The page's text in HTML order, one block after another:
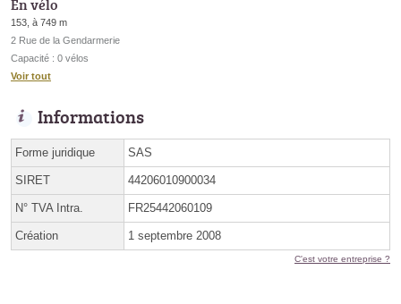
En vélo
153, à 749 m
2 Rue de la Gendarmerie
Capacité : 0 vélos
Voir tout
Informations
Forme juridique SAS
SIRET 44206010900034
N° TVA Intra. FR25442060109
Création 1 septembre 2008
C'est votre entreprise ?